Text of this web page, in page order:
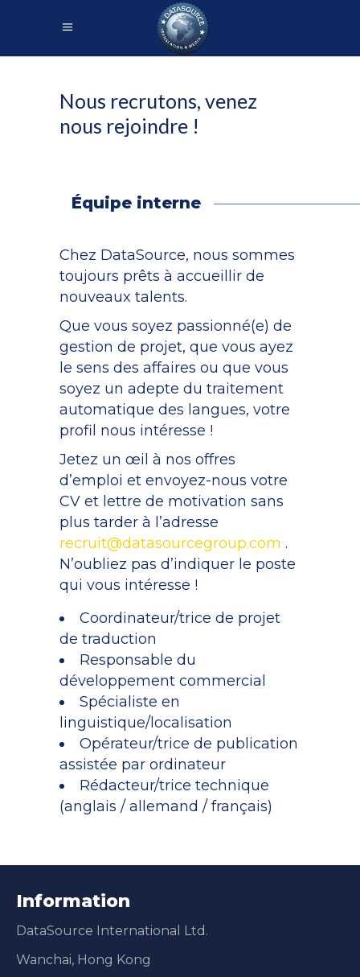
Nous recrutons, venez
nous rejoindre !
Équipe interne
Chez DataSource, nous sommes
toujours prêts à accueillir de
nouveaux talents.
Que vous soyez passionné(e) de
gestion de projet, que vous ayez
le sens des affaires ou que vous
soyez un adepte du traitement
automatique des langues, votre
profil nous intéresse !
Jetez un œil à nos offres
d’emploi et envoyez-nous votre
CV et lettre de motivation sans
plus tarder à l’adresse
recruit@datasourcegroup.com .
N’oubliez pas d’indiquer le poste
qui vous intéresse !
Coordinateur/trice de projet
de traduction
Responsable du
développement commercial
Spécialiste en
linguistique/localisation
Opérateur/trice de publication
assistée par ordinateur
Rédacteur/trice technique
(anglais / allemand / français)
Information
DataSource International Ltd.
Wanchai, Hong Kong